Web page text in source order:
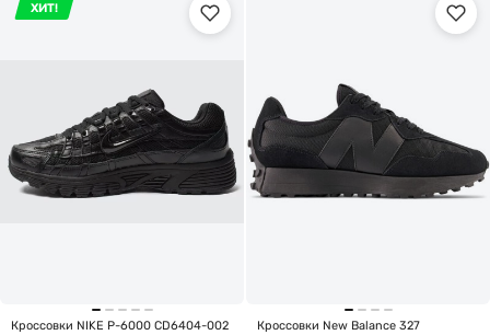
ХИТ!
Кроссовки NIKE P-6000 CD6404-002
Кроссовки New Balance 327